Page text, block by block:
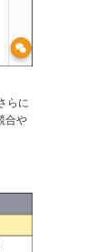
らに
合や